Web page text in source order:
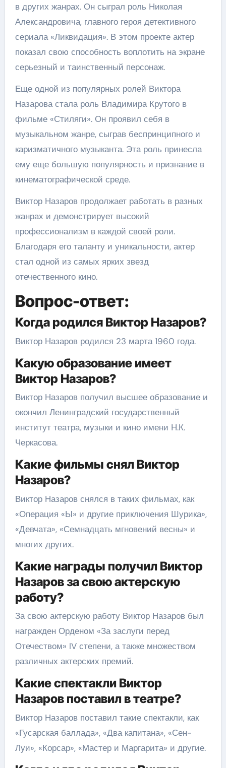
в других жанрах. Он сыграл роль Николая
Александровича, главного героя детективного
сериала «Ликвидация». В этом проекте актер
показал свою способность воплотить на экране
серьезный и таинственный персонаж.
Еще одной из популярных ролей Виктора
Назарова стала роль Владимира Крутого в
фильме «Стиляги». Он проявил себя в
музыкальном жанре, сыграв беспринципного и
каризматичного музыканта. Эта роль принесла
ему еще большую популярность и признание в
кинематографической среде.
Виктор Назаров продолжает работать в разных
жанрах и демонстрирует высокий
профессионализм в каждой своей роли.
Благодаря его таланту и уникальности, актер
стал одной из самых ярких звезд
отечественного кино.
Вопрос-ответ:
Когда родился Виктор Назаров?
Виктор Назаров родился 23 марта 1960 года.
Какую образование имеет
Виктор Назаров?
Виктор Назаров получил высшее образование и
окончил Ленинградский государственный
институт театра, музыки и кино имени Н.К.
Черкасова.
Какие фильмы снял Виктор
Назаров?
Виктор Назаров снялся в таких фильмах, как
«Операция «Ы» и другие приключения Шурика»,
«Девчата», «Семнадцать мгновений весны» и
многих других.
Какие награды получил Виктор
Назаров за свою актерскую
работу?
За свою актерскую работу Виктор Назаров был
награжден Орденом «За заслуги перед
Отечеством» IV степени, а также множеством
различных актерских премий.
Какие спектакли Виктор
Назаров поставил в театре?
Виктор Назаров поставил такие спектакли, как
«Гусарская баллада», «Два капитана», «Сен-
Луи», «Корсар», «Мастер и Маргарита» и другие.